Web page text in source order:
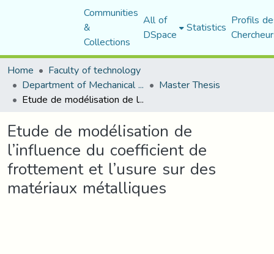
Communities
&
Collections
All of
DSpace Statistics Profils
Home
Faculty of technology
Department of Mechanical Engineering Master Thesis
Etude de modélisation de l’influence du coefficient de frottement et l’usure sur des matériaux métalliques
Etude de modélisation de
l’influence du coefficient de
frottement et l’usure sur des
matériaux métalliques